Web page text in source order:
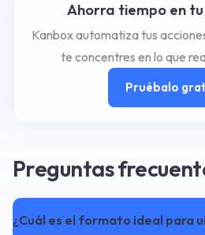
Ahorra tiempo en
Kanbox automatiza tus
te concentres en lo que
Pruébalo
Preguntas
¿Cuál es el formato ideal para